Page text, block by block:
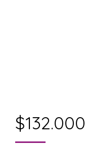
$132.000